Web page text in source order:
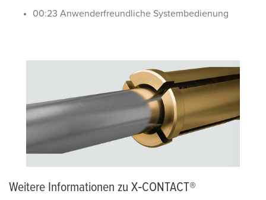
00:23 Anwenderfreundliche Systembedienung
Weitere Informationen zu X‑CONTACT®